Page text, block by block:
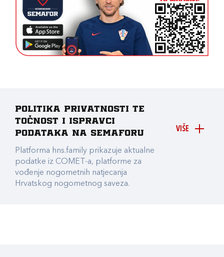
VIŠE
Politika privatnosti te
točnost i ispravci
podataka na Semaforu
Platforma hns.family prikazuje aktualne
podatke iz COMET-a, platforme za
vođenje nogometnih natjecanja
Hrvatskog nogometnog saveza.